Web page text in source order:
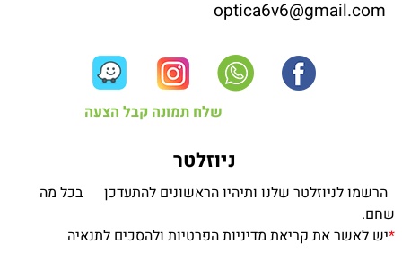
שלח תמונה קבל הצעה
ניוזלטר
הרשמו לניוזלטר שלנו ותיהיו הראשונים להתעדכן בכל מה
שחם.
*יש לאשר את קריאת מדיניות הפרטיות ולהסכים לתנאיה